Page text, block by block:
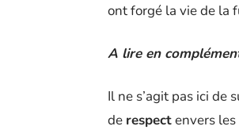
ont forgé la vie de la
A lire en
Il ne s’agit pas ici de
de respectenvers